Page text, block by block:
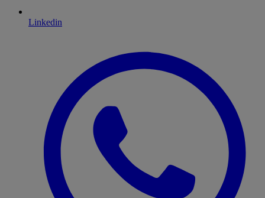
Linkedin